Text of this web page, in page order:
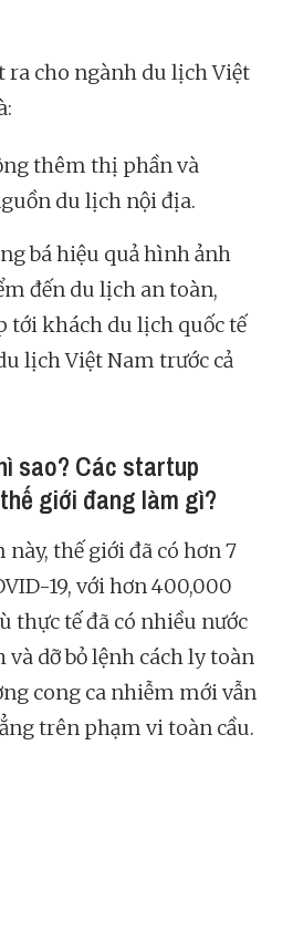
ra cho ngành du lịch Việt
thêm thị phần và
du lịch nội địa.
bá hiệu quả hình ảnh
đến du lịch an toàn,
tới khách du lịch quốc tế
lịch Việt Nam trước cả
sao? Các startup
giới đang làm gì?
thế giới đã có hơn 7
19, với hơn 400,000
thực tế đã có nhiều nước
dỡ bỏ lệnh cách ly toàn
cong ca nhiễm mới vẫn
trên phạm vi toàn cầu.